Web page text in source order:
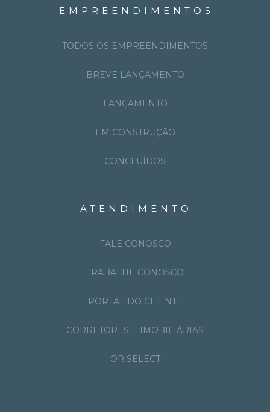
EMPREENDIMENTOS
TODOS OS EMPREENDIMENTOS
BREVE LANÇAMENTO
LANÇAMENTO
EM CONSTRUÇÃO
CONCLUÍDOS
ATENDIMENTO
FALE CONOSCO
TRABALHE CONOSCO
PORTAL DO CLIENTE
CORRETORES E IMOBILIÁRIAS
OR SELECT